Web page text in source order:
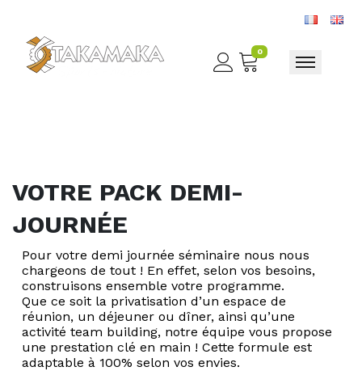
0
Toggle
VOTRE PACK DEMI-
JOURNÉE
Pour votre demi journée séminaire nous nous
chargeons de tout ! En effet, selon vos besoins,
construisons ensemble votre programme.
Que ce soit la privatisation d’un espace de
réunion, un déjeuner ou dîner, ainsi qu’une
activité team building, notre équipe vous propose
une prestation clé en main ! Cette formule est
adaptable à 100% selon vos envies.